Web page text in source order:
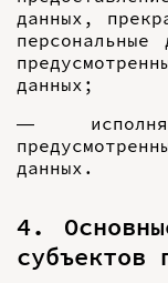
данных,
данных;
—
данных.
4.
субъектов